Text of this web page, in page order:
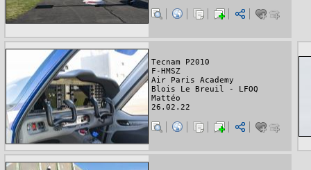
Tecnam P2010
F-HMSZ
Air Paris Academy
Blois Le Breuil - LFOQ
Mattéo
26.02.22